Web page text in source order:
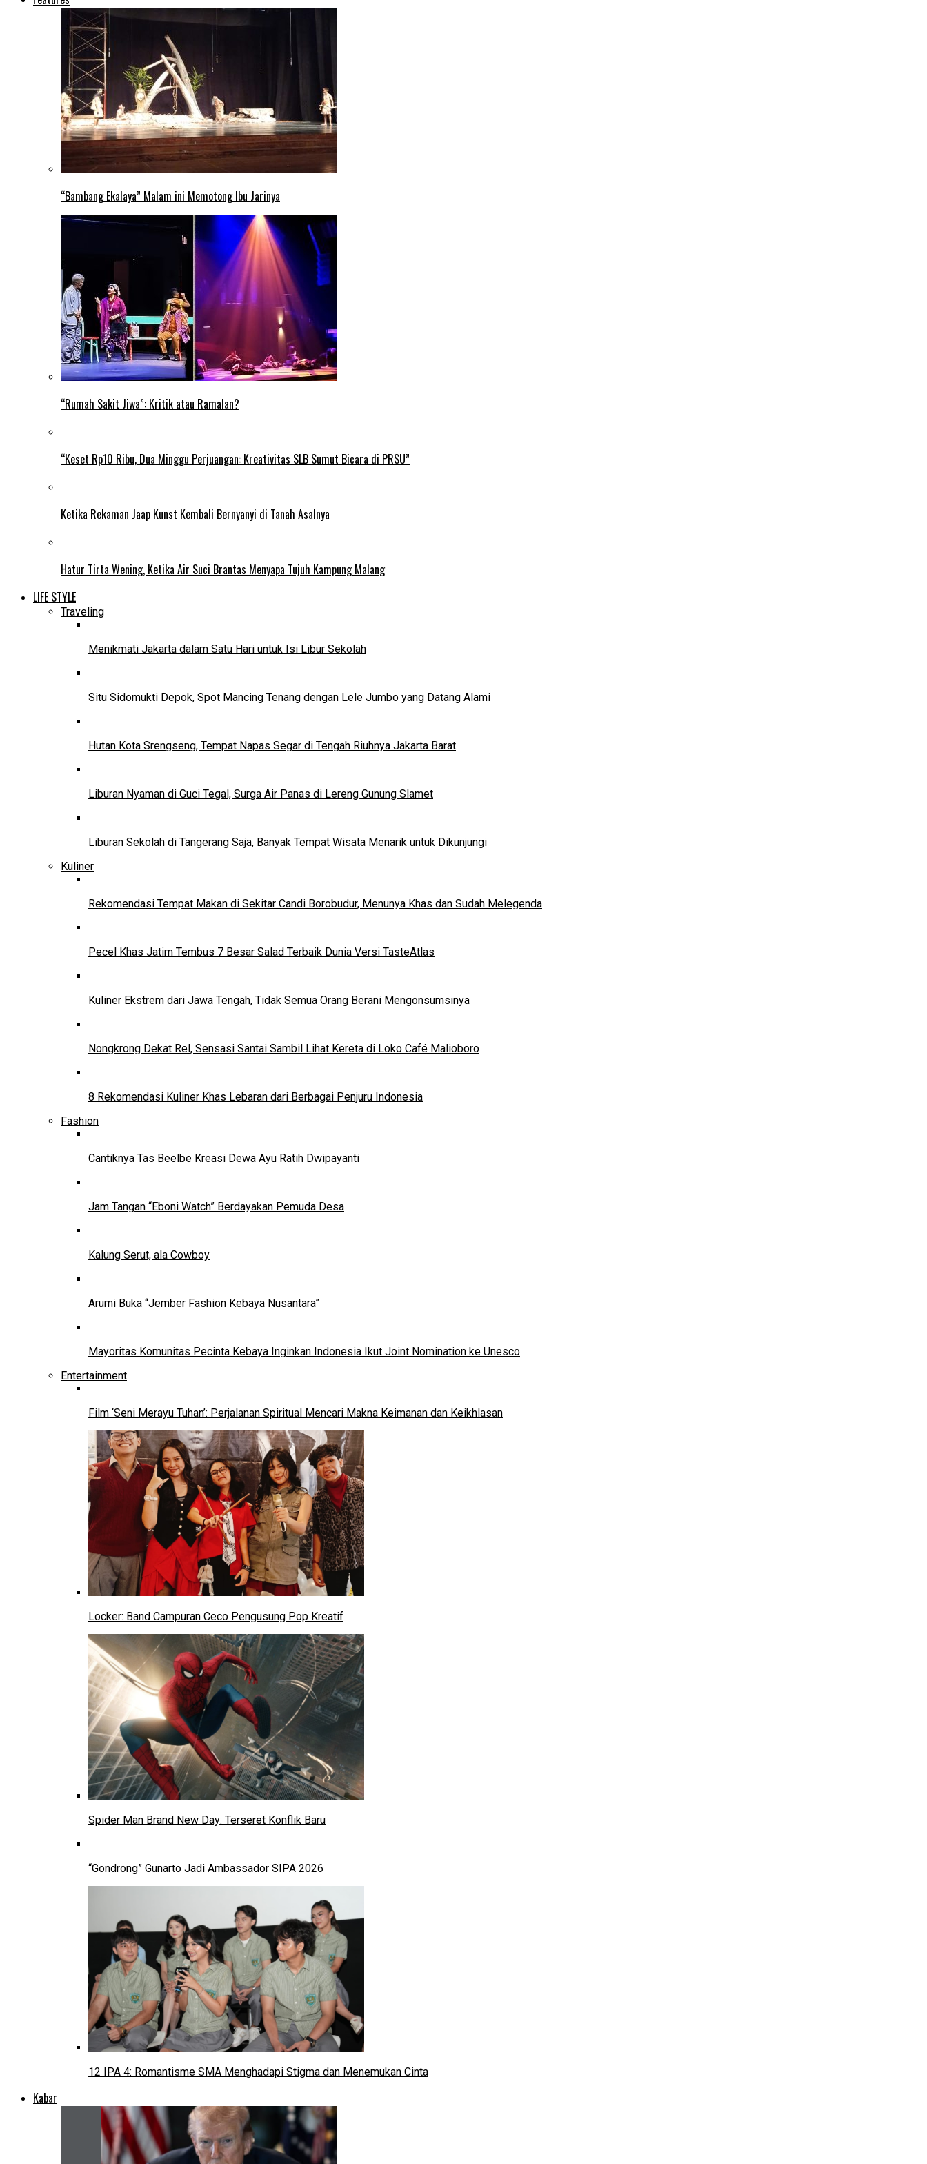
“Bambang Ekalaya” Malam ini Memotong Ibu Jarinya
“Rumah Sakit Jiwa”: Kritik atau Ramalan?
“Keset Rp10 Ribu, Dua Minggu Perjuangan: Kreativitas SLB Sumut Bicara di PRSU”
Ketika Rekaman Jaap Kunst Kembali Bernyanyi di Tanah Asalnya
Hatur Tirta Wening, Ketika Air Suci Brantas Menyapa Tujuh Kampung Malang
LIFE STYLE
Traveling
Menikmati Jakarta dalam Satu Hari untuk Isi Libur Sekolah
Situ Sidomukti Depok, Spot Mancing Tenang dengan Lele Jumbo yang Datang Alami
Hutan Kota Srengseng, Tempat Napas Segar di Tengah Riuhnya Jakarta Barat
Liburan Nyaman di Guci Tegal, Surga Air Panas di Lereng Gunung Slamet
Liburan Sekolah di Tangerang Saja, Banyak Tempat Wisata Menarik untuk Dikunjungi
Kuliner
Rekomendasi Tempat Makan di Sekitar Candi Borobudur, Menunya Khas dan Sudah Melegenda
Pecel Khas Jatim Tembus 7 Besar Salad Terbaik Dunia Versi TasteAtlas
Kuliner Ekstrem dari Jawa Tengah, Tidak Semua Orang Berani Mengonsumsinya
Nongkrong Dekat Rel, Sensasi Santai Sambil Lihat Kereta di Loko Café Malioboro
8 Rekomendasi Kuliner Khas Lebaran dari Berbagai Penjuru Indonesia
Fashion
Cantiknya Tas Beelbe Kreasi Dewa Ayu Ratih Dwipayanti
Jam Tangan “Eboni Watch” Berdayakan Pemuda Desa
Kalung Serut, ala Cowboy
Arumi Buka “Jember Fashion Kebaya Nusantara”
Mayoritas Komunitas Pecinta Kebaya Inginkan Indonesia Ikut Joint Nomination ke Unesco
Entertainment
Film ‘Seni Merayu Tuhan’: Perjalanan Spiritual Mencari Makna Keimanan dan Keikhlasan
Locker: Band Campuran Ceco Pengusung Pop Kreatif
Spider Man Brand New Day: Terseret Konflik Baru
“Gondrong” Gunarto Jadi Ambassador SIPA 2026
12 IPA 4: Romantisme SMA Menghadapi Stigma dan Menemukan Cinta
Kabar